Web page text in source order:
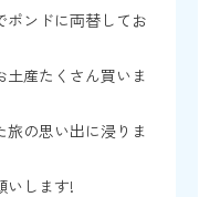
ポンドに両替してお
産たくさん買いま
旅の思い出に浸りま
いします!